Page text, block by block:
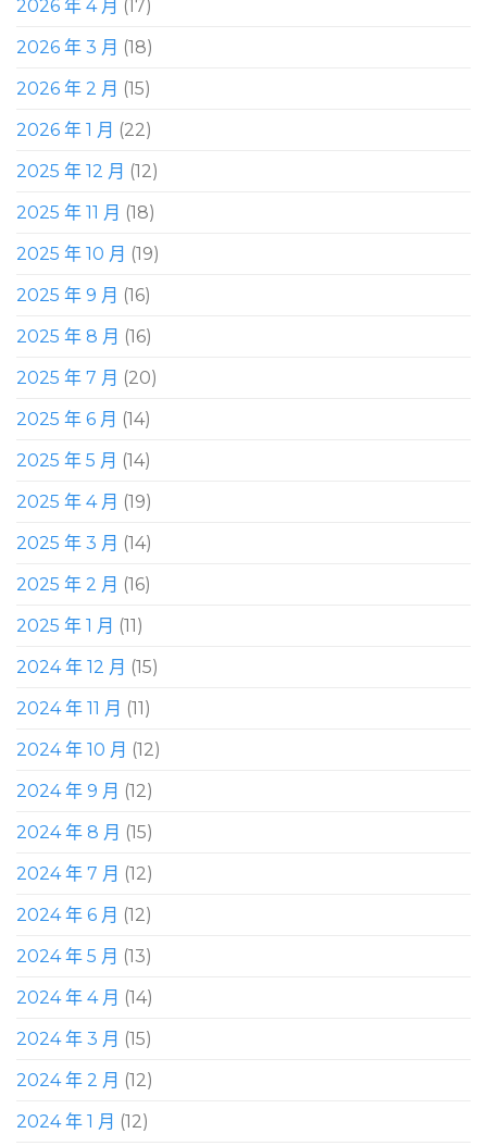
2026 年 4 月 (17)
2026 年 3 月 (18)
2026 年 2 月 (15)
2026 年 1 月 (22)
2025 年 12 月 (12)
2025 年 11 月 (18)
2025 年 10 月 (19)
2025 年 9 月 (16)
2025 年 8 月 (16)
2025 年 7 月 (20)
2025 年 6 月 (14)
2025 年 5 月 (14)
2025 年 4 月 (19)
2025 年 3 月 (14)
2025 年 2 月 (16)
2025 年 1 月 (11)
2024 年 12 月 (15)
2024 年 11 月 (11)
2024 年 10 月 (12)
2024 年 9 月 (12)
2024 年 8 月 (15)
2024 年 7 月 (12)
2024 年 6 月 (12)
2024 年 5 月 (13)
2024 年 4 月 (14)
2024 年 3 月 (15)
2024 年 2 月 (12)
2024 年 1 月 (12)